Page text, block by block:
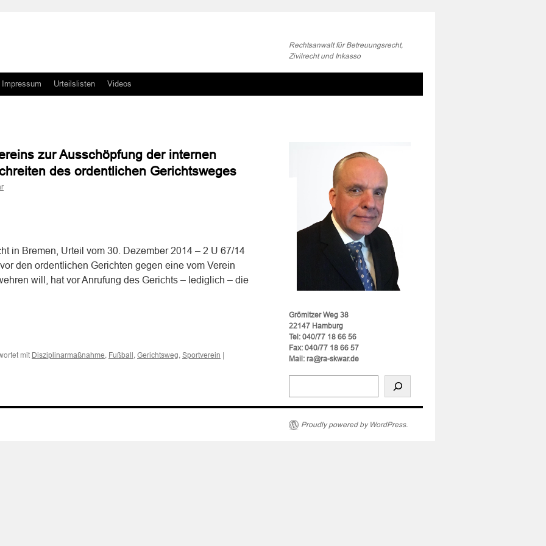
Rechtsanwalt für Betreuungsrecht,
Zivilrecht und Inkasso
Impressum Urteilslisten Videos
zur Ausschöpfung der internen
des ordentlichen Gerichtsweges
in Bremen, Urteil vom 30. Dezember 2014 – 2 U 67/14
den ordentlichen Gerichten gegen eine vom Verein
will, hat vor Anrufung des Gerichts – lediglich – die
mit Disziplinarmaßnahme, Fußball , Gerichtsweg, Sportverein |
Grömitzer Weg 38
22147 Hamburg
Tel: 040/77 18 66 56
Fax: 040/77 18 66 57
Mail: ra@ra-skwar.de
Proudly powered by WordPress.